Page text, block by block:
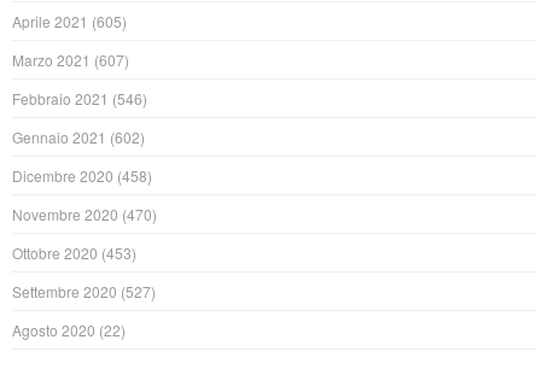
Aprile 2021 (605)
Marzo 2021 (607)
Febbraio 2021 (546)
Gennaio 2021 (602)
Dicembre 2020 (458)
Novembre 2020 (470)
Ottobre 2020 (453)
Settembre 2020 (527)
Agosto 2020 (22)